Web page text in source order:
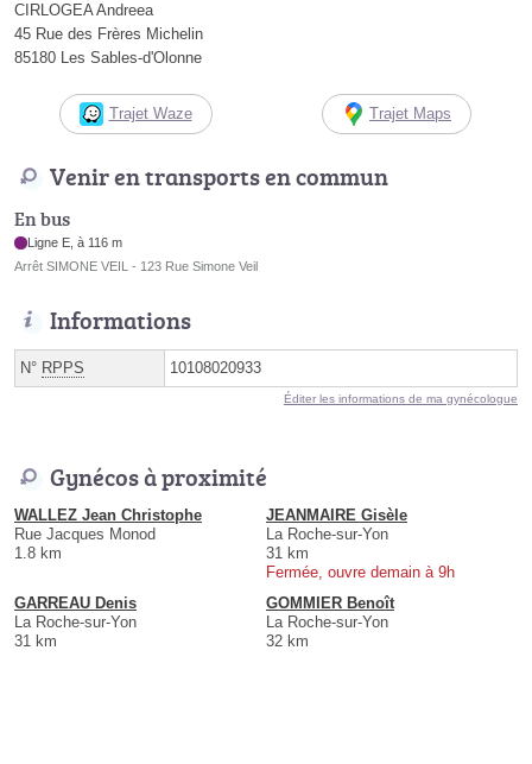
CIRLOGEA Andreea
45 Rue des Frères Michelin
85180 Les Sables-d'Olonne
Trajet Waze Trajet Maps
Venir en transports en commun
En bus
Ligne E, à 116 m
Arrêt SIMONE VEIL - 123 Rue Simone Veil
Informations
N° RPPS 10108020933
Éditer les informations de ma gynécologue
Gynécos à proximité
WALLEZ Jean Christophe
Rue Jacques Monod
1.8 km
JEANMAIRE Gisèle
La Roche-sur-Yon
31 km
Fermée, ouvre demain à 9h
GARREAU Denis
La Roche-sur-Yon
31 km
GOMMIER Benoît
La Roche-sur-Yon
32 km